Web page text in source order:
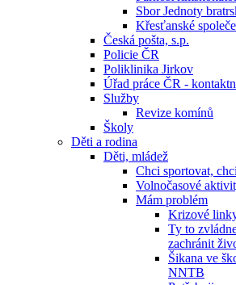
Sbor Jednoty
Křesťanské
Česká pošta, s.p.
Policie ČR
Poliklinika Jirkov
Úřad práce ČR -
Služby
Revize komínů
Školy
Děti a rodina
Děti, mládež
Chci sportovat,
Volnočasové
Mám problém
Krizové
Ty to
zachránit
Šikana ve
NNTB